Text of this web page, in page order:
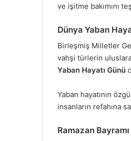
ve işitme bakımını
Dünya Yaban
Birleşmiş Milletler
vahşi türlerin
Yaban Hayatı Günü
Yaban hayatının
insanların refahına
Ramazan